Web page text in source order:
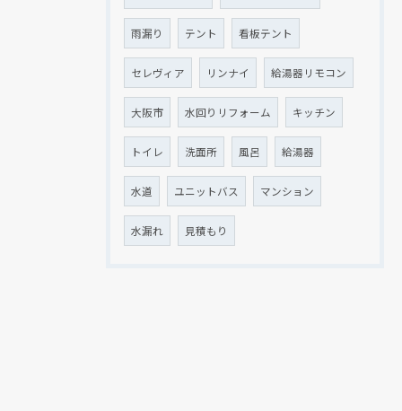
雨漏り テント 看板テント
セレヴィア リンナイ 給湯器リモコン
大阪市 水回りリフォーム キッチン
トイレ 洗面所 風呂 給湯器
水道 ユニットバス マンション
水漏れ 見積もり